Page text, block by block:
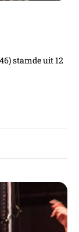
stamde uit 12